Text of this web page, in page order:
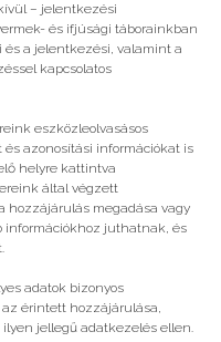
– jelentkezési
és ifjúsági táborainkban
a jelentkezési, valamint a
kapcsolatos
eszközleolvasásos
azonosítási információkat is
helyre kattintva
által végzett
hozzájárulás megadása vagy
információkhoz juthatnak, és
adatok bizonyos
érintett hozzájárulása,
jellegű adatkezelés ellen.